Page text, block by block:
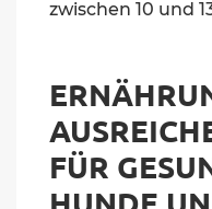
zwischen 10 und
FÜR